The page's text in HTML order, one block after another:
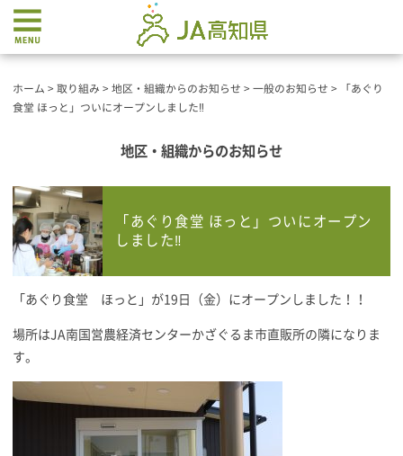
ホーム > 取り組み > 地区・組織からのお知らせ > 一般のお知らせ >
「あぐり
食堂 ほっと」ついにオープンしました‼
地区・組織からのお知らせ
「あぐり食堂 ほっと」ついにオープン
しました‼
「あぐり食堂 ほっと」が19日（金）にオープンしました！！
場所はJA南国営農経済センターかざぐるま市直販所の隣になりま
す。